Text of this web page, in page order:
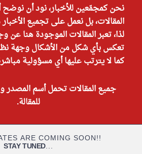
نحن كمجمّعين للأخبار، نود أن نوضح
المقالات، بل نعمل على تجميع
لذا، تعبر المقالات الموجودة هنا عن
تعكس بأي شكل من الأشكال وجهة
كما لا يترتب عليها أي مسؤولية
جميع المقالات تحمل أسم المصدر و
للمقالة.
ARE COMING SOON!!
STAY TUNED...